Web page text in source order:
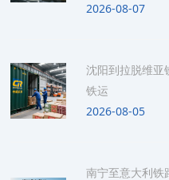
2026-08-07
沈阳到拉脱维亚
铁运
2026-08-05
南宁至意大利铁